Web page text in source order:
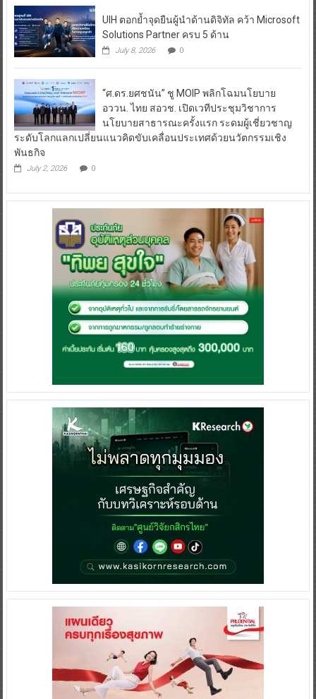
UIH ตอกย้ำจุดยืนผู้นำด้านดิจิทัล คว้า Microsoft
Solutions Partner ครบ 5 ด้าน
July 8, 2026 0
“ศ.ดร.ยศชนัน” ชู MOIP พลิกโฉมนโยบาย
อววน. ไทย สอวช. เปิดเวทีประชุมวิชาการ
นโยบายสาธารณะครั้งแรก ระดมผู้เชี่ยวชาญ
ระดับโลกแลกเปลี่ยนแนวคิดขับเคลื่อนประเทศด้วยนวัตกรรมเชิง
พันธกิจ
July 2, 2026 0